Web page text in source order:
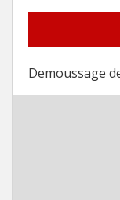
Demoussage